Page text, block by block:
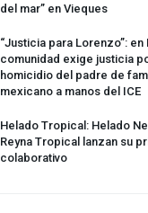
del mar” en Vieques
“Justicia para Lorenzo”: en
comunidad exige justicia
homicidio del padre de
mexicano a manos del ICE
Helado Tropical: Helado
Reyna Tropical lanzan su
colaborativo